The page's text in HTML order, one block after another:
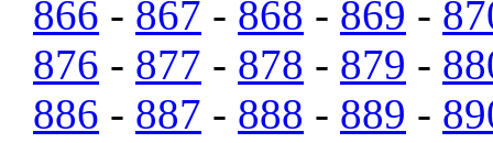
866 - 867 - 868 - 869 -
876 - 877 - 878 - 879 -
886 - 887 - 888 - 889 -